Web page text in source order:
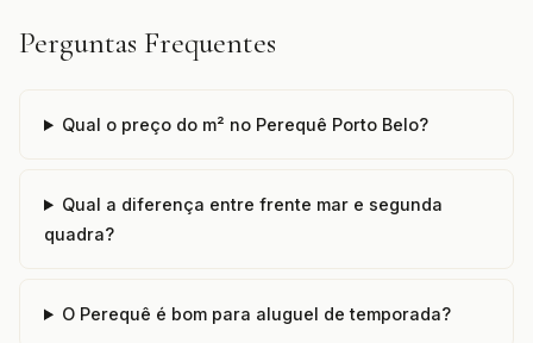
Perguntas Frequentes
Qual o preço do m² no Perequê Porto Belo?
Qual a diferença entre frente mar e segunda
quadra?
O Perequê é bom para aluguel de temporada?